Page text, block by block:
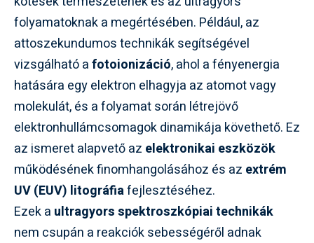
folyamatoknak a megértésében. Például, az
attoszekundumos technikák segítségével
vizsgálható afotoionizáció, ahol a fényenergia
hatására egy elektron elhagyja az atomot vagy
molekulát, és a folyamat során létrejövő
elektronhullámcsomagok dinamikája követhető. Ez
az ismeret alapvető az elektronikai eszközök
működésének finomhangolásához és az extrém
UV (EUV) litográfiafejlesztéséhez.
Ezek a ultragyors spektroszkópiai technikák
nem csupán a reakciók sebességéről adnak